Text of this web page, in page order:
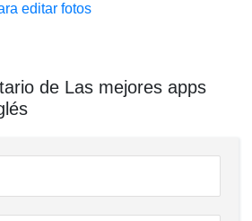
editar fotos
de Las mejores apps